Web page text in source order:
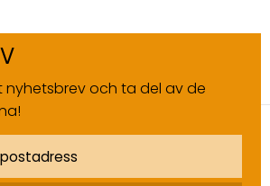
nyhetsbrev och ta del av de